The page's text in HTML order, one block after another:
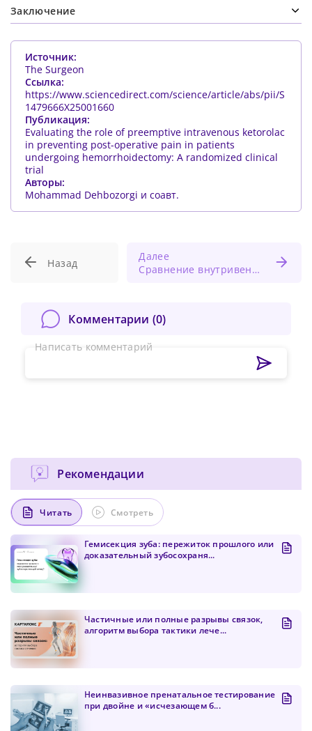
Заключение
Источник:
The Surgeon
Ссылка:
https://www.sciencedirect.com/science/article/abs/pii/S
1479666X25001660
Публикация:
Evaluating the role of preemptive intravenous ketorolac
in preventing post-operative pain in patients
undergoing hemorrhoidectomy: A randomized clinical
trial
Авторы:
Mohammad Dehbozorgi и соавт.
Назад
Далее
Сравнение внутривенного применения парацетамола и ибупрофена при гемодинамически значимом открытом артериальном протоке у недоношенных детей
Комментарии (0)
Написать комментарий
Рекомендации
Читать Смотреть
Гемисекция зуба: пережиток прошлого или
доказательный зубосохраня...
Частичные или полные разрывы связок,
алгоритм выбора тактики лече...
Неинвазивное пренатальное тестирование
при двойне и «исчезающем б...